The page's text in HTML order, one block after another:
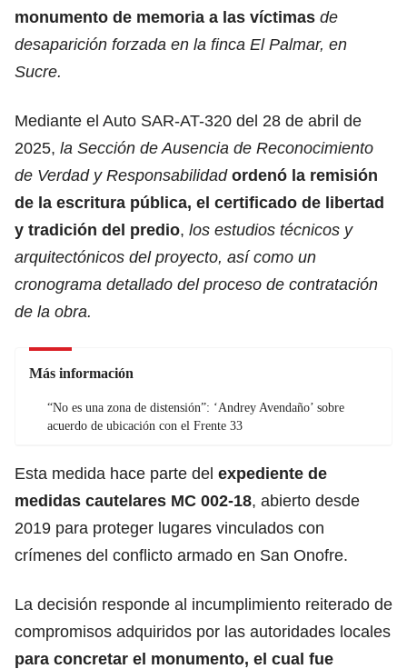
monumento de memoria a las víctimas de
desaparición forzada en la finca El Palmar, en
Sucre.
Mediante el Auto SAR-AT-320 del 28 de abril de
2025, la Sección de Ausencia de Reconocimiento
de Verdad y Responsabilidad ordenó la remisión
de la escritura pública, el certificado de libertad
y tradición del predio, los estudios técnicos y
arquitectónicos del proyecto, así como un
cronograma detallado del proceso de contratación
de la obra.
Más información
“No es una zona de distensión”: ‘Andrey Avendaño’ sobre
acuerdo de ubicación con el Frente 33
Esta medida hace parte del expediente de
medidas cautelares MC 002-18, abierto desde
2019 para proteger lugares vinculados con
crímenes del conflicto armado en San Onofre.
La decisión responde al incumplimiento reiterado de
compromisos adquiridos por las autoridades locales
para concretar el monumento, el cual fue